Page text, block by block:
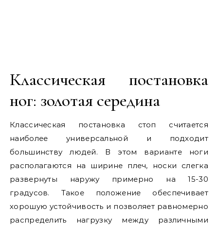
Классическая постановка
ног: золотая середина
Классическая постановка стоп считается
наиболее универсальной и подходит
большинству людей. В этом варианте ноги
располагаются на ширине плеч, носки слегка
развернуты наружу примерно на 15-30
градусов. Такое положение обеспечивает
хорошую устойчивость и позволяет равномерно
распределить нагрузку между различными